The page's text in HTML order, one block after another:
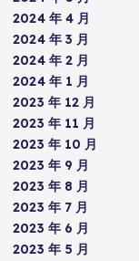
2024 年 4 月
2024 年 3 月
2024 年 2 月
2024 年 1 月
2023 年 12 月
2023 年 11 月
2023 年 10 月
2023 年 9 月
2023 年 8 月
2023 年 7 月
2023 年 6 月
2023 年 5 月